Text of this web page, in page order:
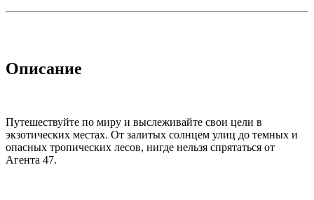
Описание
Путешествуйте по миру и выслеживайте свои цели в
экзотических местах. От залитых солнцем улиц до темных и
опасных тропических лесов, нигде нельзя спрятаться от
Агента 47.